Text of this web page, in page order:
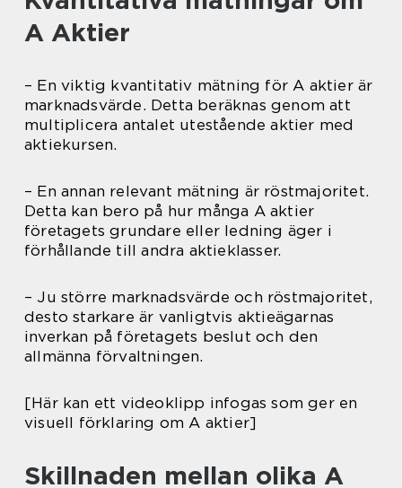
A Aktier
– En viktig kvantitativ mätning för A aktier är
marknadsvärde. Detta beräknas genom att
multiplicera antalet utestående aktier med
aktiekursen.
– En annan relevant mätning är röstmajoritet.
Detta kan bero på hur många A aktier
företagets grundare eller ledning äger i
förhållande till andra aktieklasser.
– Ju större marknadsvärde och röstmajoritet,
desto starkare är vanligtvis aktieägarnas
inverkan på företagets beslut och den
allmänna förvaltningen.
[Här kan ett videoklipp infogas som ger en
visuell förklaring om A aktier]
Skillnaden mellan olika A